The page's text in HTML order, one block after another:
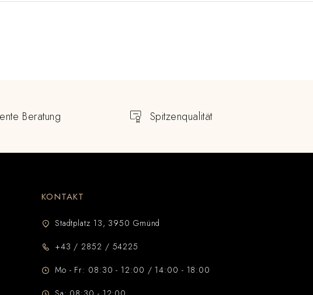
Beratung Spitzenqualität
KONTAKT
Stadtplatz 13, 3950 Gmünd
+43 / 2852 / 54225
Mo - Fr: 08:30 - 12:00 / 14:00 - 18:00